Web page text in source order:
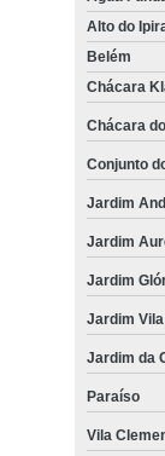
Alto do
Belém
Chácara
Chácara
Conjunto
Jardim
Jardim
Jardim
Jardim
Jardim da
Paraíso
Vila